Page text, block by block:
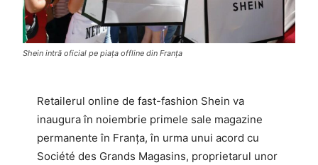
Shein intră oficial pe piața offline din Franța
Retailerul online de fast-fashion Shein va
inaugura în noiembrie primele sale magazine
permanente în Franța, în urma unui acord cu
Société des Grands Magasins, proprietarul unor